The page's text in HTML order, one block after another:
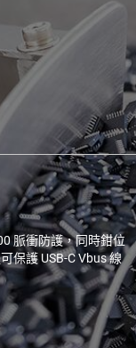
脈衝防護，同時鉗位
保護 USB-C Vbus 線